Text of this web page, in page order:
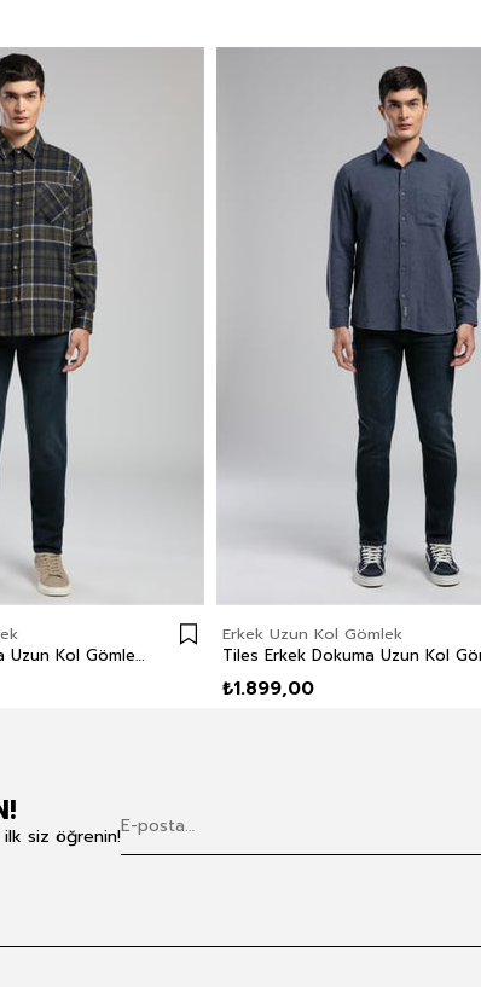
Bobye Erkek Dokuma Uzun Kol Gömlek Haki-Siyah Ekose
Erkek Uzun Kol Gömlek
₺1.899,00
siz öğrenin!